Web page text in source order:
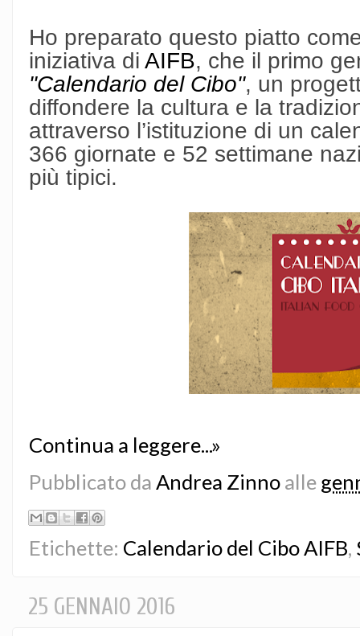
Ho preparato questo piatto
iniziativa di AIFB, che il primo
"Calendario del Cibo", un
diffondere la cultura e la
attraverso l’istituzione di un
366 giornate e 52 settimane
più tipici.
Continua a leggere...»
Pubblicato da Andrea Zinno alle
Etichette: Calendario del Cibo AIFB,
25 GENNAIO 2016